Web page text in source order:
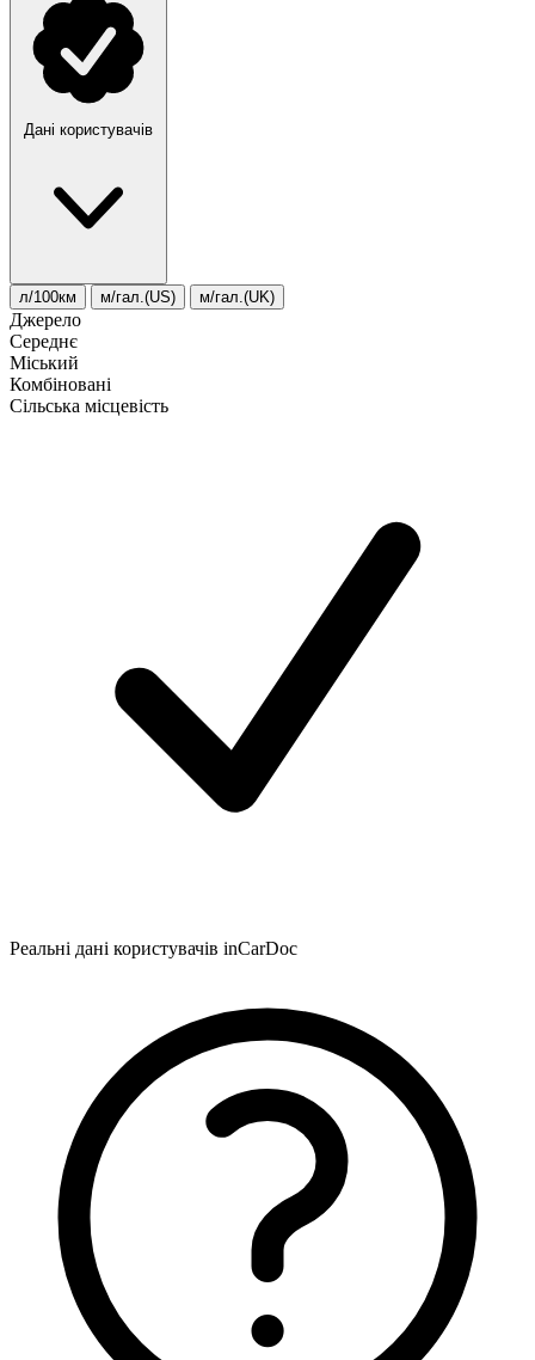
Дані користувачів
л/100км м/гал.(US) м/гал.(UK)
Джерело
Середнє
Міський
Комбіновані
Сільська місцевість
Реальні дані користувачів inCarDoc